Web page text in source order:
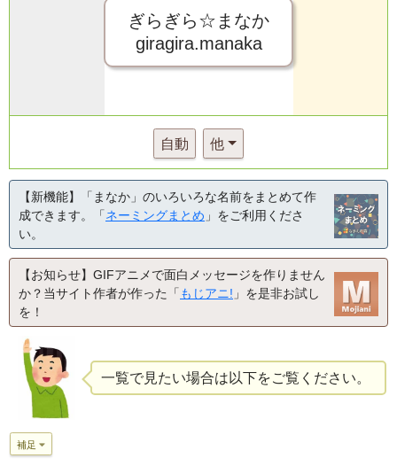
ぎらぎら☆まなか
giragira.manaka
自動 他
【新機能】「まなか」のいろいろな名前をまとめて作
成できます。「ネーミングまとめ 」をご利用くださ
い。
【お知らせ】GIFアニメで面白メッセージを作りません
か？当サイト作者が作った「 もじアニ! 」を是非お試し
を！
一覧で見たい場合は以下をご覧ください。
補足